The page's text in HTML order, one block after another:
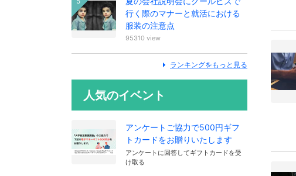
行く際のマナーと就活における
服装の注意点
95310 view
ランキングをもっと見る
人気のイベント
アンケートご協力で500円ギフ
トカードをお贈りいたします
アンケートに回答してギフトカードを受
け取る